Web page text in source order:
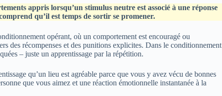
appris lorsqu’un stimulus neutre est associé à une réponse
qu’il est temps de sortir se promener.
opérant, où un comportement est encouragé ou
des récompenses et des punitions explicites. Dans le conditionnement
– juste un apprentissage par la répétition.
qu’un lieu est agréable parce que vous y avez vécu de bonnes
que vous aimez et une réaction émotionnelle instantanée à la